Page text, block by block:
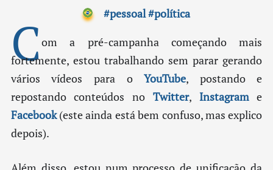
#pessoal#política
Com a pré-campanha começando mais
fortemente, estou trabalhando sem parar gerando
vários vídeos para oYouTube, postando e
repostando conteúdos no Twitter, Instagrame
Facebook(este ainda está bem confuso, mas explico
depois).